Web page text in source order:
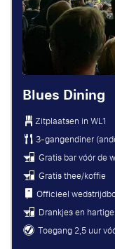
Blues Dining
Zitplaatsen inWL1
3-gangendiner
Gratis bar vóór de
Gratis thee/koffie
Officieel
Drankjes en
Toegang 2,5 uur